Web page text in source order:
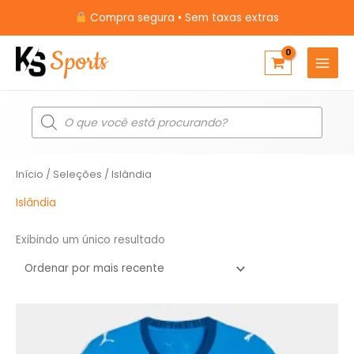
conteúdo
Compra segura • Sem taxas extras
Pesquisar
produtos
Início / Seleções / Islândia
Islândia
Exibindo um único resultado
original
era:
preço
atual
é: